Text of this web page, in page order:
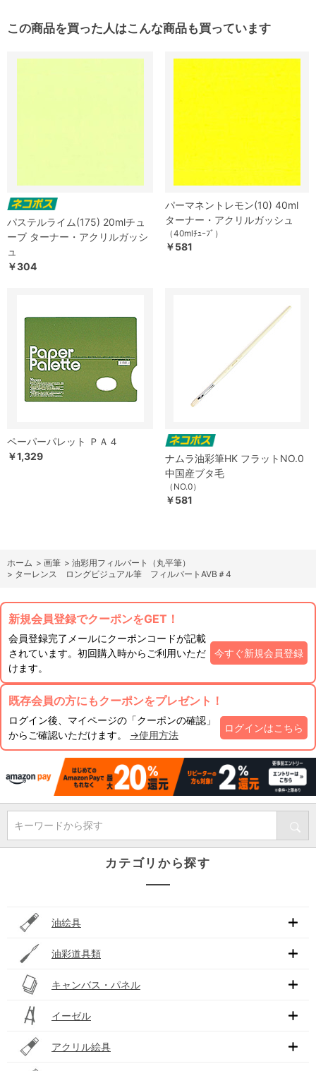
この商品を買った人はこんな商品も買っています
パステルライム(175) 20mlチュ
ーブ ターナー・アクリルガッシ
ュ
￥304
パーマネントレモン(10) 40ml
ターナー・アクリルガッシュ
（40mlﾁｭｰﾌﾞ）
￥581
ペーパーパレット ＰＡ４
￥1,329
ナムラ油彩筆HK フラットNO.0
中国産ブタ毛
（NO.0）
￥581
ホーム > 画筆 > 油彩用フィルバート（丸平筆）
> ターレンス ロングビジュアル筆 フィルバートAVB＃4
新規会員登録でクーポンをGET！
会員登録完了メールにクーポンコードが記載
されています。初回購入時からご利用いただ
けます。
今すぐ新規会員登録
既存会員の方にもクーポンをプレゼント！
ログイン後、マイページの「クーポンの確認」
からご確認いただけます。 →使用方法
ログインはこちら
キーワードから探す
カテゴリから探す
油絵具
油彩道具類
キャンバス・パネル
イーゼル
アクリル絵具